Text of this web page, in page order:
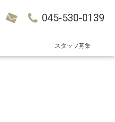
045-530-0139
スタッフ募集